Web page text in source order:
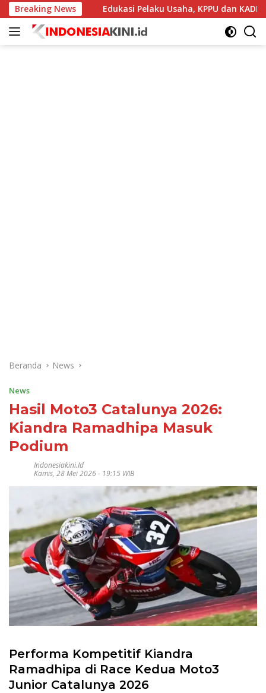
Langsung
ke
konten
Breaking News
ke-45 Edukasi Pelaku Usaha, KPPU dan KADIN
Beranda News
News
Hasil Moto3 Catalunya 2026:
Kiandra Ramadhipa Masuk
Podium
Indonesiakini.id
Kamis, 28 Mei 2026 - 19:15 WIB
Performa Kompetitif Kiandra
Ramadhipa di Race Kedua Moto3
Junior Catalunya 2026